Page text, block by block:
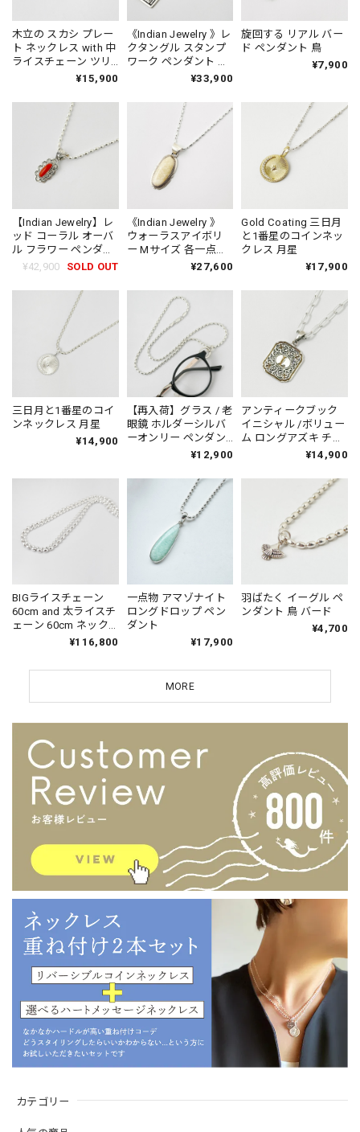
カテゴリー
木立の スカシ プレー
ト ネックレス with 中
ライスチェーン ツリ
¥15,900
《Indian Jewelry 》レ
クタングル スタンプ
ワーク ペンダント ネ
ックレス（ チェーン
¥33,900
旋回する リアル バー
ド ペンダント 鳥
¥7,900
【Indian Jewelry】レ
ッド コーラル オーバ
ル フラワー ペンダン
ト ネックレス
¥42,900 SOLD OUT
《Indian Jewelry 》
ウォーラスアイボリ
ー Mサイズ 各一点物
ネックレス (チェーン
¥27,600
Gold Coating 三日月
と1番星のコインネッ
クレス 月星
¥17,900
三日月と1番星のコイ
ンネックレス 月星
¥14,900
【再入荷】グラス / 老
眼鏡 ホルダーシルバ
ーオンリー ペンダン
ト トップ （チェーン
種類をお選び頂けま
す）ネックレス 眼鏡
¥12,900
アンティークブック
イニシャル /ボリュー
ム ロングアズキ チェ
ーン・アズキチェー
¥14,900
BIGライスチェーン
60cm and 太ライスチ
ェーン 60cm ネック
¥116,800
一点物 アマゾナイト
ロングドロップ ペン
ダント
¥17,900
羽ばたく イーグル ペ
ンダント 鳥 バード
¥4,700
MORE